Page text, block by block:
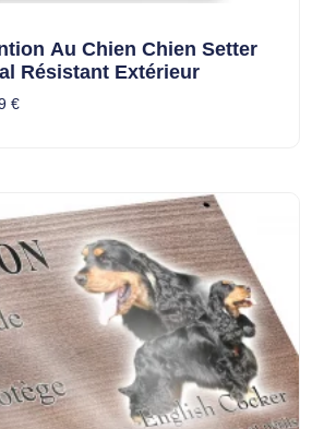
Au Chien Chien Setter
Résistant Extérieur
€